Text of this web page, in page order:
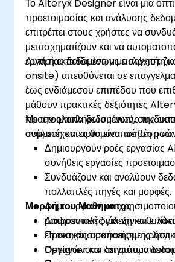
Το Alteryx Designer είναι μια
προετοιμασίας και ανάλυσης
επιτρέπει στους χρήστες να
μετασχηματίζουν και να
εργασίας δεδομένων με ελάχιστη
Αυτή η εκπαίδευση με εισηγητή,
onsite) απευθύνεται σε
έως ενδιάμεσου επιπέδου που
μάθουν πρακτικές δεξιότητες
προετοιμασία δεδομένων,
ανάλυση και αυτοματοποίηση
Με την ολοκλήρωση αυτής της
συμμετέχοντες θα είναι σε θέση να:
Δημιουργούν ροές εργασίας
συνήθεις εργασίες
Συνδυάζουν και αναλύουν
πολλαπλές πηγές και μορφές.
Δημιουργούν και
μακροεντολές για την
επαναχρησιμοποιήσιμης
Οργανώνουν και
Μορφή του Μαθήματος
Διαδραστική διάλεξη και
Πρακτικές ασκήσεις με
Designer και δειγμάτων